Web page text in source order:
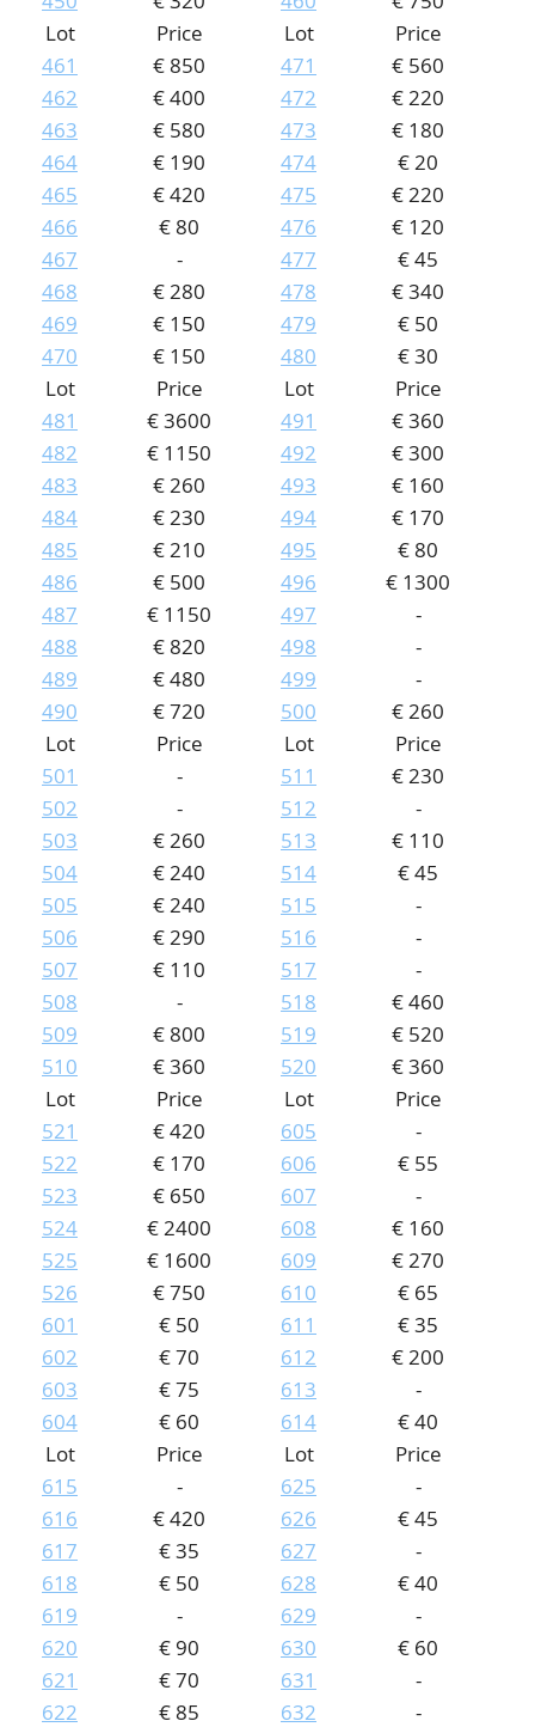
Lot
Price
461
€ 850
462
€ 400
463
€ 580
464
€ 190
465
€ 420
466
€ 80
467
-
468
€ 280
469
€ 150
470
€ 150
Lot
Price
471
€ 560
472
€ 220
473
€ 180
474
€ 20
475
€ 220
476
€ 120
477
€ 45
478
€ 340
479
€ 50
480
€ 30
Lot
Price
481
€ 3600
482
€ 1150
483
€ 260
484
€ 230
485
€ 210
486
€ 500
487
€ 1150
488
€ 820
489
€ 480
490
€ 720
Lot
Price
491
€ 360
492
€ 300
493
€ 160
494
€ 170
495
€ 80
496
€ 1300
497
-
498
-
499
-
500
€ 260
Lot
Price
501
-
502
-
503
€ 260
504
€ 240
505
€ 240
506
€ 290
507
€ 110
508
-
509
€ 800
510
€ 360
Lot
Price
511
€ 230
512
-
513
€ 110
514
€ 45
515
-
516
-
517
-
518
€ 460
519
€ 520
520
€ 360
Lot
Price
521
€ 420
522
€ 170
523
€ 650
524
€ 2400
525
€ 1600
526
€ 750
601
€ 50
602
€ 70
603
€ 75
604
€ 60
Lot
Price
605
-
606
€ 55
607
-
608
€ 160
609
€ 270
610
€ 65
611
€ 35
612
€ 200
613
-
614
€ 40
Lot
Price
615
-
616
€ 420
617
€ 35
618
€ 50
619
-
620
€ 90
621
€ 70
622
€ 85
Lot
Price
625
-
626
€ 45
627
-
628
€ 40
629
-
630
€ 60
631
-
632
-